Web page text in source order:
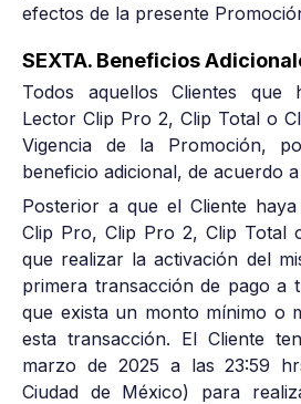
efectos de la presente
SEXTA. Beneficios
Todos aquellos Clientes que
Lector Clip Pro 2, Clip Total o
Vigencia de la Promoción,
beneficio adicional, de acuerdo
Posterior a que el Cliente
Clip Pro, Clip Pro 2, Clip Total
que realizar la activación del
primera transacción de pago a
que exista un monto mínimo o
esta transacción. El Cliente
marzo de 2025 a las 23:59
Ciudad de México) para